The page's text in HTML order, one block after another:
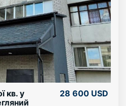
час.
кв. у
28 600 USD